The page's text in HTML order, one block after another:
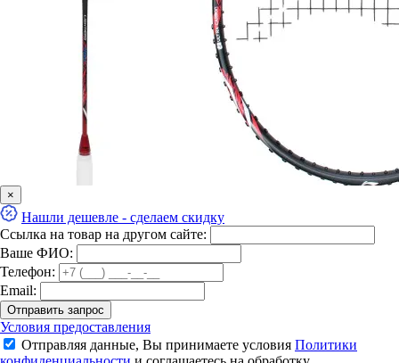
Ракетка для бадминтона Li-Ning Lightning 2000 (Cherry)
7 590 ₽
×
Нашли дешевле - сделаем скидку
Ссылка на товар на другом сайте:
Ваше ФИО:
Телефон:
Email:
Отправить запрос
Условия предоставления
Отправляя данные, Вы принимаете условия Политики